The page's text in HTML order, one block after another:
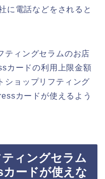
に電話などをされると
ティングセラムのお店
カードの利用上限金額
ショップリフティング
カードが使えるよう
ィングセラム
ードが使えな